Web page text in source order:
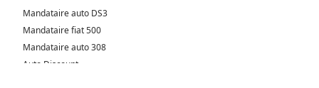
Mandataire auto DS3
Mandataire fiat 500
Mandataire auto 308
Auto Discount